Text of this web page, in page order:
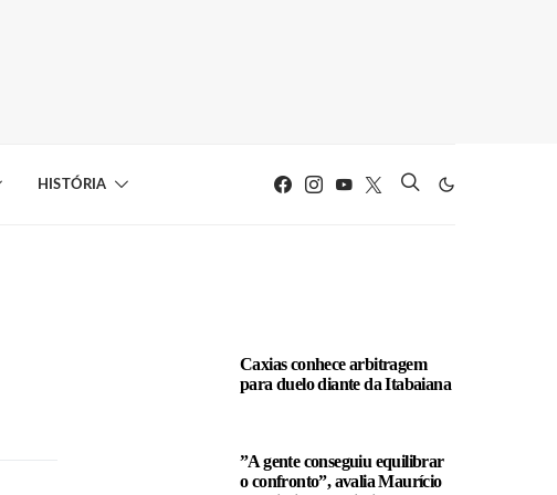
HISTÓRIA
Caxias conhece arbitragem
para duelo diante da Itabaiana
”A gente conseguiu equilibrar
o confronto”, avalia Maurício